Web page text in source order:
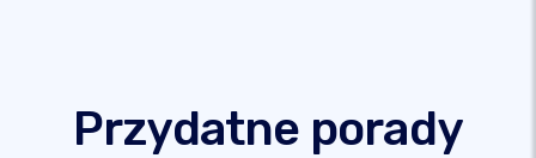
Przydatne porady